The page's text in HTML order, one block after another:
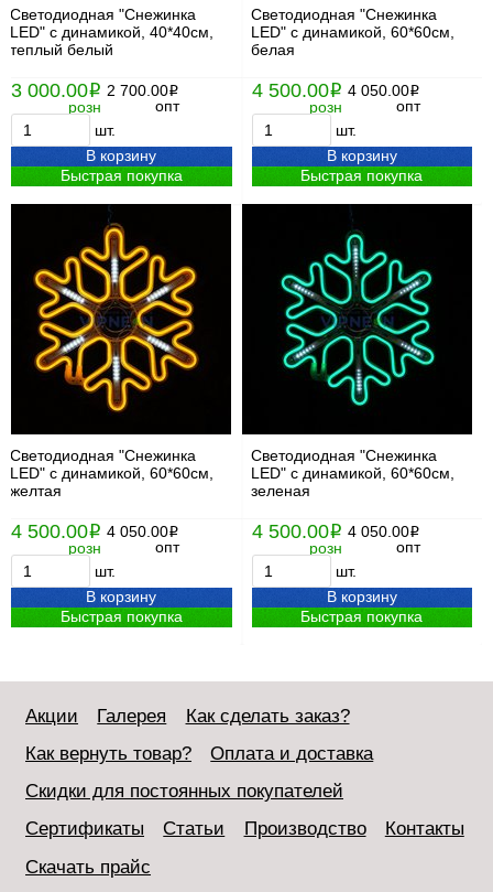
Светодиодная "Снежинка
LED" с динамикой, 40*40см,
теплый белый
3 000.00i
розн
2 700.00i
опт
шт.
В корзину
Быстрая покупка
Светодиодная "Снежинка
LED" с динамикой, 60*60см,
белая
4 500.00i
розн
4 050.00i
опт
шт.
В корзину
Быстрая покупка
Светодиодная "Снежинка
LED" с динамикой, 60*60см,
желтая
4 500.00i
розн
4 050.00i
опт
шт.
В корзину
Быстрая покупка
Светодиодная "Снежинка
LED" с динамикой, 60*60см,
зеленая
4 500.00i
розн
4 050.00i
опт
шт.
В корзину
Быстрая покупка
Акции Галерея
Как сделать заказ?
Как вернуть товар?
Оплата и доставка
Скидки для постоянных покупателей
Сертификаты
Статьи Производство
Контакты
Скачать прайс